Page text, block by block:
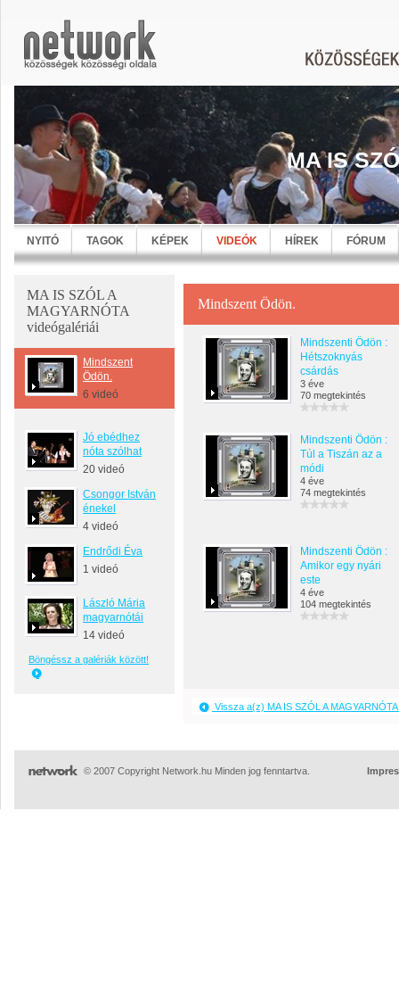
MA IS
NYITÓ TAGOK KÉPEK VIDEÓK HÍREK FÓRUM
MA IS SZÓL A
MAGYARNÓTA
videógalériái
Mindszent
Ödön.
6 videó
Jó ebédhez
nóta szólhat
20 videó
Csongor István
énekel
4 videó
Endrődi Éva
1 videó
László Mária
magyarnótái
14 videó
Böngéssz a galériák között!
Mindszent Ödön.
Mindszenti Ödön :
Hétszoknyás
csárdás
3 éve
70 megtekintés
Mindszenti Ödön :
Túl a Tiszán az a
módi
4 éve
74 megtekintés
Mindszenti Ödön :
Amikor egy nyári
este
4 éve
104 megtekintés
Vissza a(z) MA IS SZÓL A
© 2007 Copyright Network.hu Minden jog fenntartva.